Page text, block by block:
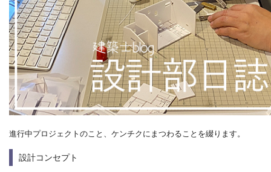
進行中プロジェクトのこと、ケンチクにまつわることを綴ります。
設計コンセプト